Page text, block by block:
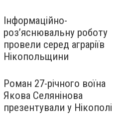
Інформаційно-
роз’яснювальну роботу
провели серед аграріїв
Нікопольщини
Роман 27-річного воїна
Якова Селянінова
презентували у Нікополі